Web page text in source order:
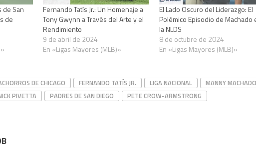
de San
de
Fernando Tatís Jr.: Un Homenaje a
Tony Gwynn a Través del Arte y el
Rendimiento
9 de abril de 2024
En «Ligas Mayores (MLB)»
El Lado Oscuro del Liderazgo: El
Polémico Episodio de Machado
la NLDS
8 de octubre de 2024
En «Ligas Mayores (MLB)»
DE CHICAGO FERNANDO TATÍS JR. LIGA NACIONAL
MANNY MACHADO
PIVETTA PADRES DE SAN DIEGO
PETE CROW-ARMSTRONG